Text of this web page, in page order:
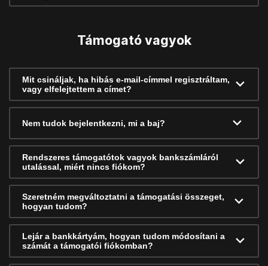
Támogató vagyok
Mit csináljak, ha hibás e-mail-címmel regisztráltam,
vagy elfelejtettem a címet?
Nem tudok bejelentkezni, mi a baj?
Rendszeres támogatótok vagyok bankszámláról
utalással, miért nincs fiókom?
Szeretném megváltoztatni a támogatási összeget,
hogyan tudom?
Lejár a bankkártyám, hogyan tudom módosítani a
számát a támogatói fiókomban?